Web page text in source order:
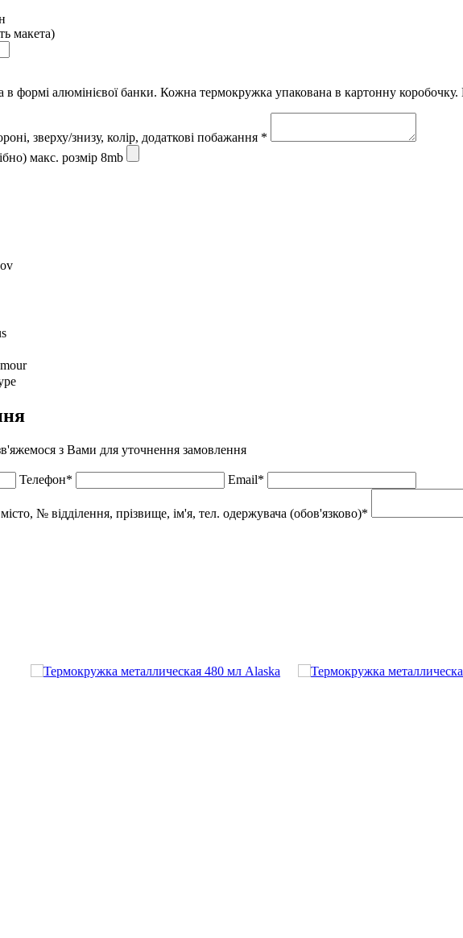
макета)
формі алюмінієвої банки. Кожна термокружка упакована в картонну коробочку.
зверху/знизу, колір, додаткові побажання *
макс. розмір 8mb
з Вами для уточнення замовлення
Телефон* Email*
№ відділення, прізвище, ім'я, тел. одержувача (обов'язково)*